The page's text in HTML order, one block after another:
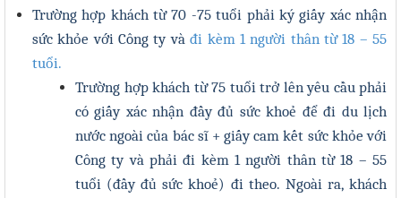
Trường hợp khách từ 70 -75 tuổi phải ký giấy xác nhận
sức khỏevới Công tyvàđi kèm 1 người thân từ 18 – 55
tuổi.
Trường hợp khách từ75 tuổi trở lênyêu cầu phải
có giấy xác nhận đầy đủ sức khoẻ để đi du lịch
nước ngoài của bác sĩ + giấy cam kết sức khỏe với
Công ty và phảiđi kèm 1 người thân từ 18 – 55
tuổi (đầy đủ sức khoẻ) đi theo. Ngoài ra, khách